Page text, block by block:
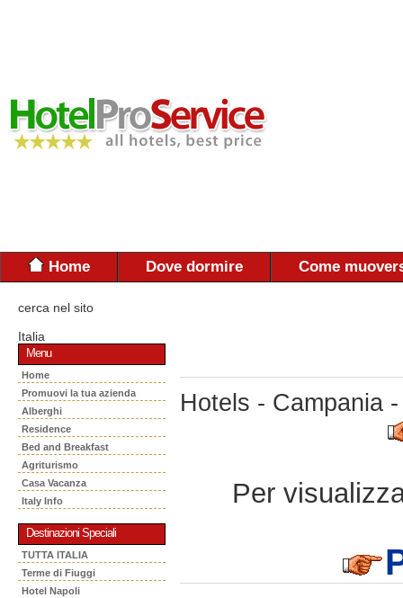
Home Dove dormire Come
cerca nel sito
Italia
Menu
Home
Promuovi la tua azienda
Alberghi
Residence
Bed and Breakfast
Agriturismo
Casa Vacanza
Italy Info
Destinazioni Speciali
TUTTA ITALIA
Terme di Fiuggi
Hotel Napoli
Hotels - Campania
Per